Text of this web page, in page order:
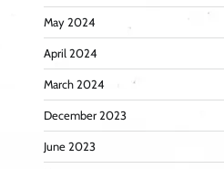
May 2024
April 2024
March 2024
December 2023
June 2023